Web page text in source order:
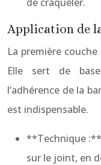
Application de
La première
Elle sert de
l’adhérence de la
est indispensable.
**Technique
sur le joint, en